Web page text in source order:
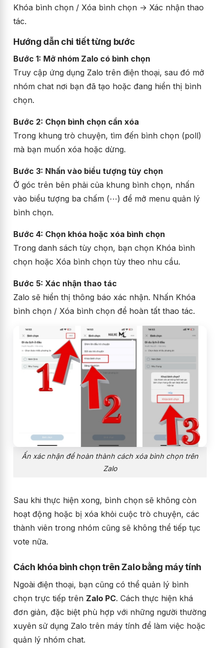
Khóa bình chọn / Xóa bình chọn → Xác nhận thao
tác.
Hướng dẫn chi tiết từng bước
Bước 1: Mở nhóm Zalo có bình chọn
Truy cập ứng dụng Zalo trên điện thoại, sau đó mở
nhóm chat nơi bạn đã tạo hoặc đang hiển thị bình
chọn.
Bước 2: Chọn bình chọn cần xóa
Trong khung trò chuyện, tìm đến bình chọn (poll)
mà bạn muốn xóa hoặc dừng.
Bước 3: Nhấn vào biểu tượng tùy chọn
Ở góc trên bên phải của khung bình chọn, nhấn
vào biểu tượng ba chấm (⋯) để mở menu quản lý
bình chọn.
Bước 4: Chọn khóa hoặc xóa bình chọn
Trong danh sách tùy chọn, bạn chọn Khóa bình
chọn hoặc Xóa bình chọn tùy theo nhu cầu.
Bước 5: Xác nhận thao tác
Zalo sẽ hiển thị thông báo xác nhận. Nhấn Khóa
bình chọn / Xóa bình chọn để hoàn tất thao tác.
Ấn xác nhận để hoàn thành cách xóa bình chọn trên
Zalo
Sau khi thực hiện xong, bình chọn sẽ không còn
hoạt động hoặc bị xóa khỏi cuộc trò chuyện, các
thành viên trong nhóm cũng sẽ không thể tiếp tục
vote nữa.
Cách khóa bình chọn trên Zalo bằng máy tính
Ngoài điện thoại, bạn cũng có thể quản lý bình
chọn trực tiếp trên Zalo PC. Cách thực hiện khá
đơn giản, đặc biệt phù hợp với những người thường
xuyên sử dụng Zalo trên máy tính để làm việc hoặc
quản lý nhóm chat.